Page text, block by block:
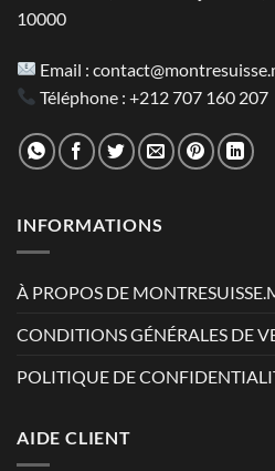
10000
Email :
Téléphone :+212 707 160 207
INFORMATIONS
À PROPOS DE
CONDITIONS GÉNÉRALES DE
POLITIQUE DE
AIDE CLIENT